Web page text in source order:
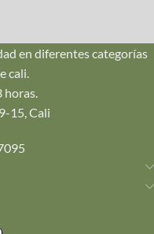
tu mensaje impreso
en diferentes categorías
cali.
horas.
15, Cali